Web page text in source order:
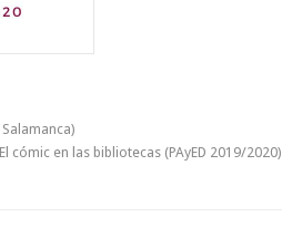
cómic en las bibliotecas (PAyED 2019/2020)